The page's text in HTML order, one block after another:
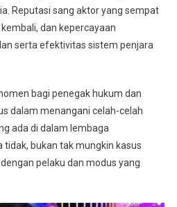
Reputasi sang aktor yang sempat
dan kepercayaan
serta efektivitas sistem penjara
bagi penegak hukum dan
dalam menangani celah-celah
ada di dalam lembaga
bukan tak mungkin kasus
pelaku dan modus yang